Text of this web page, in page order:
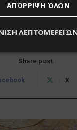
ΑΠΌΡΡΙΨΗ ΌΛΩΝ
ΛΕΠΤΟΜΕΡΕΙΏΝ